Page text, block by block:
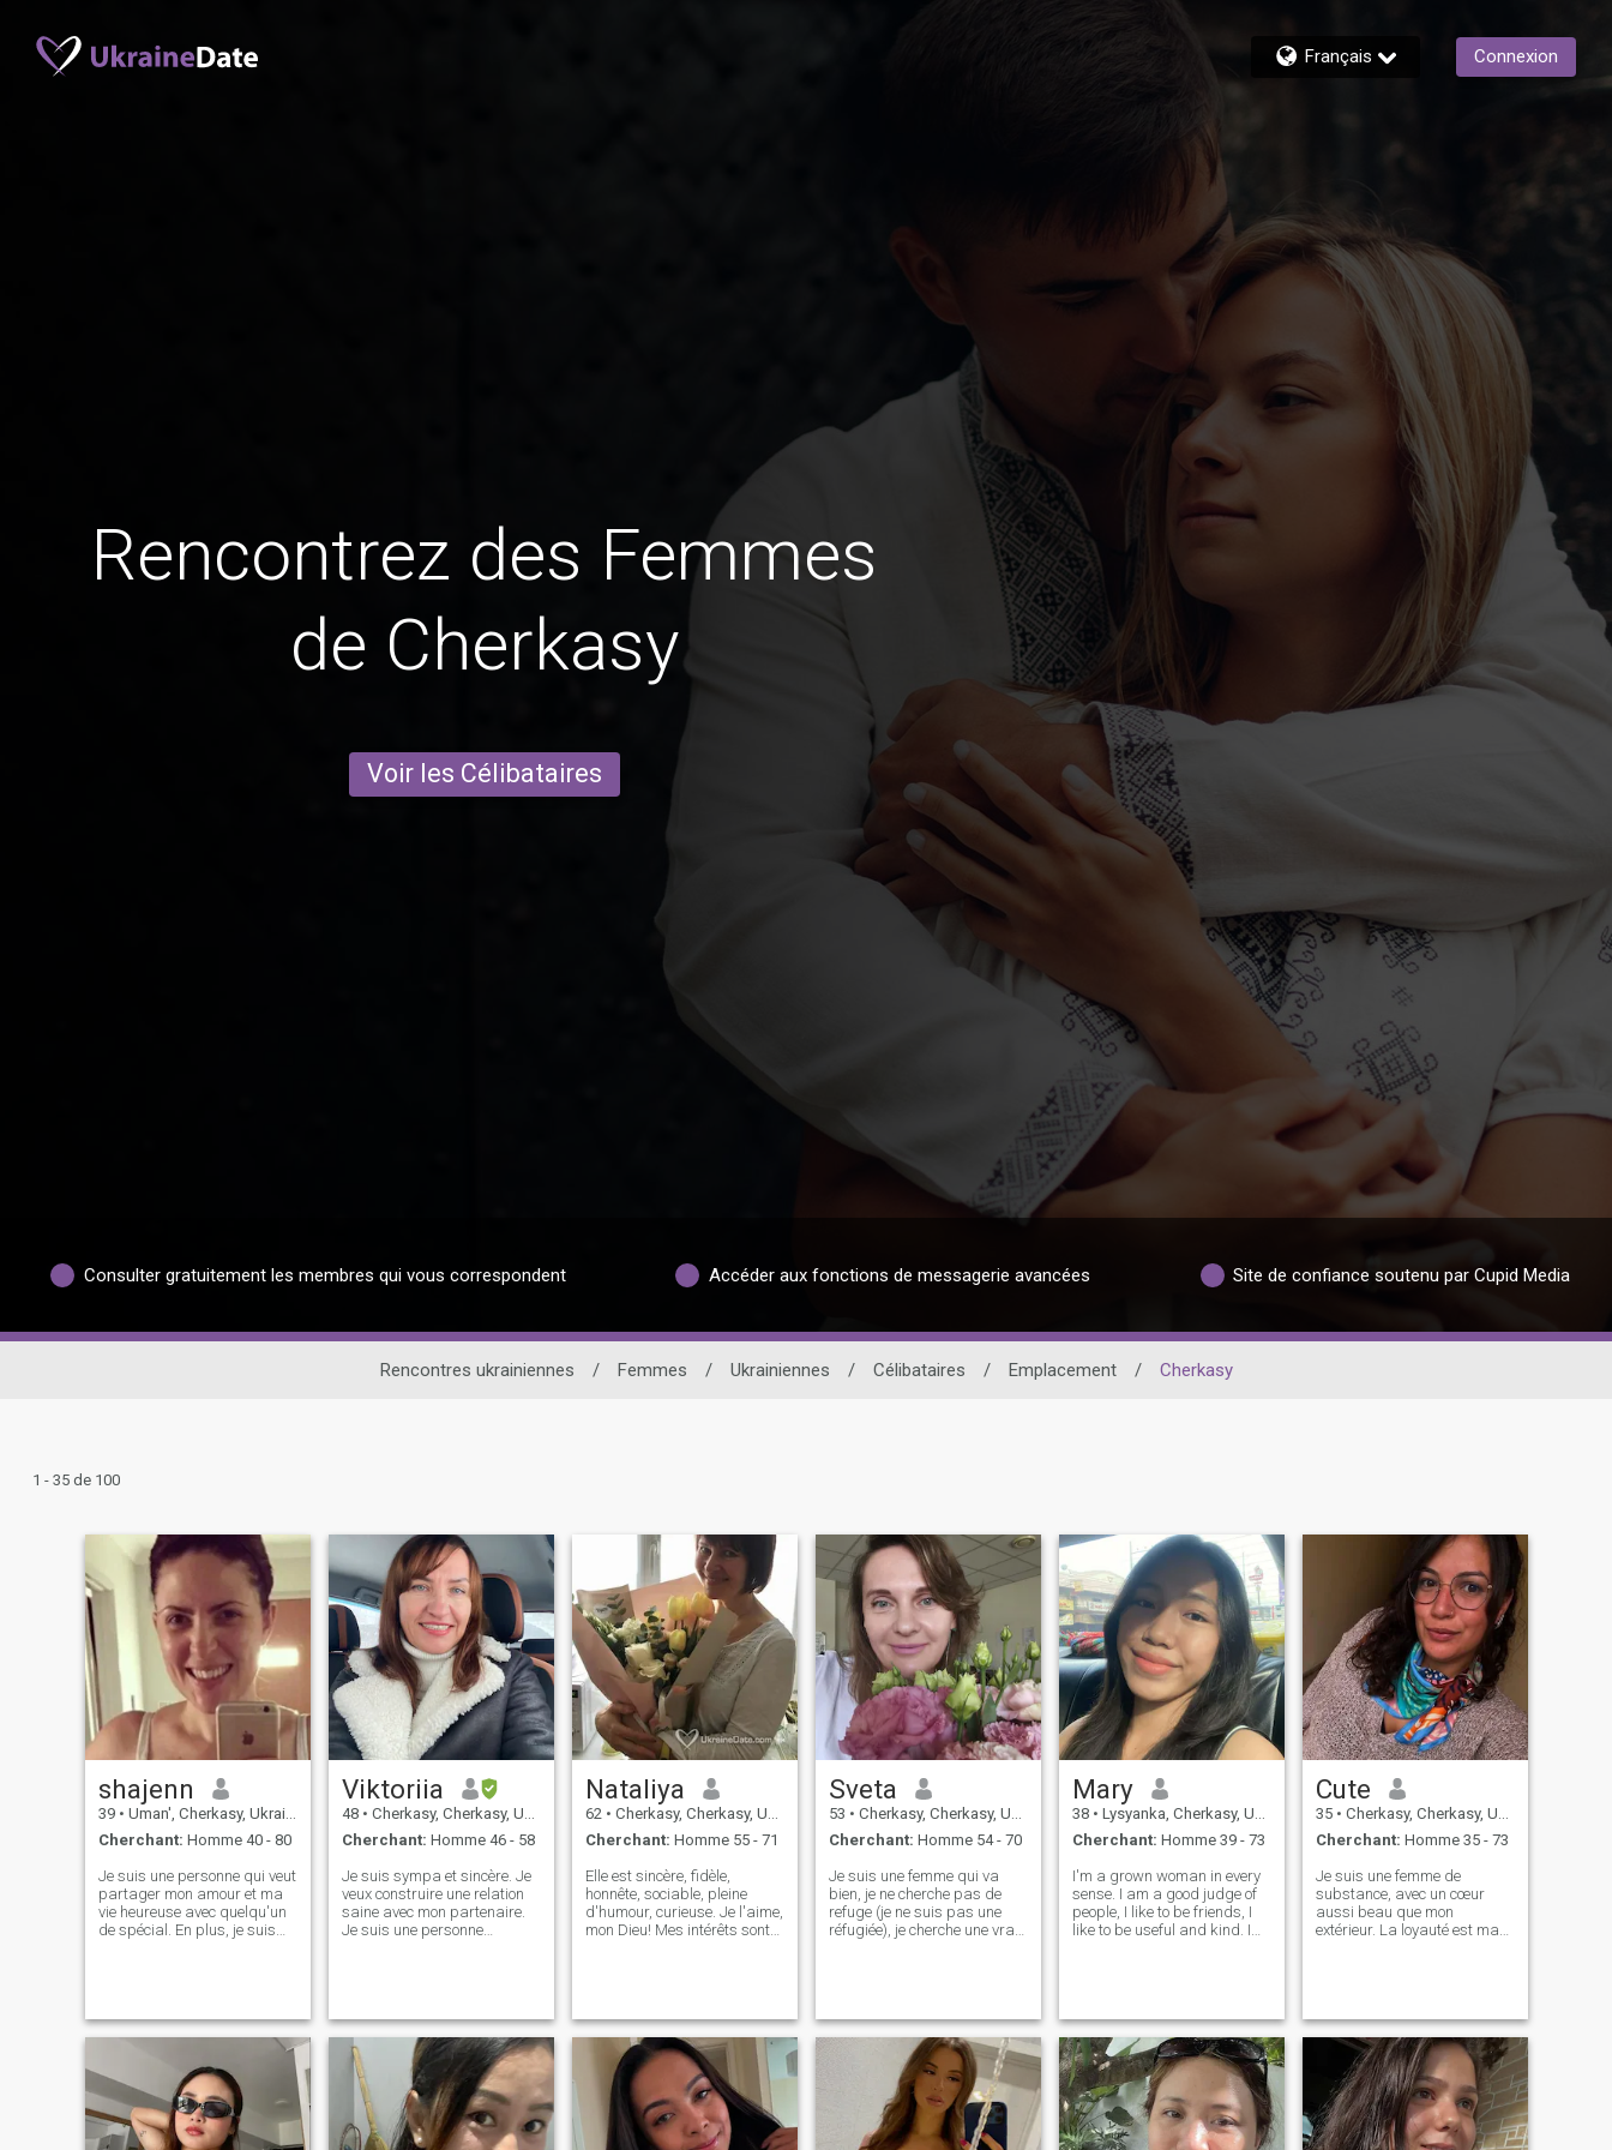
Français Connexion
Rencontrez des Femmes
de Cherkasy
Voir les Célibataires
Consulter gratuitement les membres qui vous correspondent Accéder aux fonctions de messagerie avancées Site de confiance soutenu par Cupid Media
Rencontres ukrainiennes / Femmes / Ukrainiennes / Célibataires / Emplacement / Cherkasy
1 - 35 de 100
shajenn
39 • Uman', Cherkasy, Ukraine
Cherchant: Homme 40 - 80
Je suis une personne qui veut
partager mon amour et ma
vie heureuse avec quelqu'un
de spécial. En plus, je suis
rêve et être avec ma bien-
aimée. Écris-moi, apprends-
en plus sur moi et je promets
que je volerai ton cœur
Viktoriia
48 • Cherkasy, Cherkasy, Ukraine
Cherchant: Homme 46 - 58
Je suis sympa et sincère. Je
veux construire une relation
saine avec mon partenaire.
Je suis une personne
j'aimerais passer plus de
temps avec mon partenaire,
à la maison comme à
l'extérieur.
Nataliya
62 • Cherkasy, Cherkasy, Ukraine
Cherchant: Homme 55 - 71
Elle est sincère, fidèle,
honnête, sociable, pleine
d'humour, curieuse. Je l'aime,
mon Dieu! Mes intérêts sont
coucher du soleil, les feux de
joie et se baigner dans la
mer. Je serai un ami fidèle et
une épouse aimante pour
celui que j'ai choisi. On
devrait s'amuser ensemble!
Je ne cherche pas quelqu'un
pour me rendre heureuse Je
Sveta
53 • Cherkasy, Cherkasy, Ukraine
Cherchant: Homme 54 - 70
Je suis une femme qui va
bien, je ne cherche pas de
refuge (je ne suis pas une
réfugiée), je cherche une vraie
voir de nouveaux endroits,
découvrir de nouvelles
cuisines. J'aime lire, aller au
théâtre, au cinéma, à des
concerts et simplement me
promener et me reposer
dans la nature. J'aime tout
ce qui est moderne et
Mary
38 • Lysyanka, Cherkasy, Ukraine
Cherchant: Homme 39 - 73
I'm a grown woman in every
sense. I am a good judge of
people, I like to be friends, I
like to be useful and kind. I
all, I app
Cute
35 • Cherkasy, Cherkasy, Ukraine
Cherchant: Homme 35 - 73
Je suis une femme de
substance, avec un cœur
aussi beau que mon
extérieur. La loyauté est ma
je m'efforce de traiter tout le
monde avec respect et
compréhension. Je suis un
rêveur, un acteur et un
amoureux de la vie. Je trouve
de la joie dans les choses
simples, comme une tasse
de café chaud un jour de